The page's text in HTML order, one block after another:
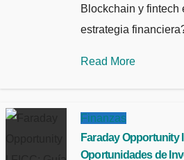
Blockchain y fintech
estrategia
Read More
Finanzas
Faraday Opportunity
Oportunidades de